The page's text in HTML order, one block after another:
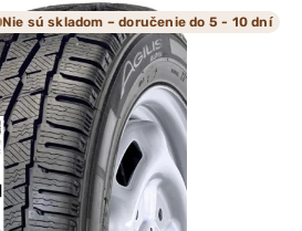
Nie sú skladom – doručenie do 5 - 10 dní